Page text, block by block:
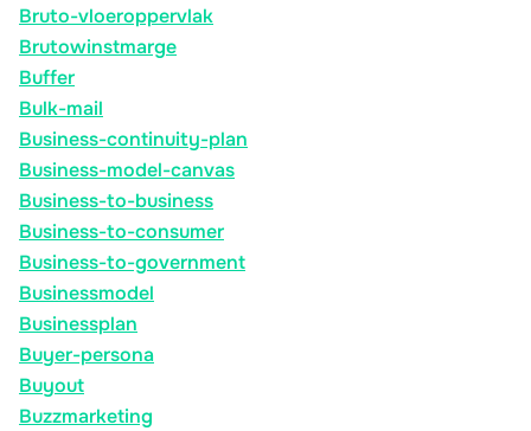
Bruto-vloeroppervlak
Brutowinstmarge
Buffer
Bulk-mail
Business-continuity-plan
Business-model-canvas
Business-to-business
Business-to-consumer
Business-to-government
Businessmodel
Businessplan
Buyer-persona
Buyout
Buzzmarketing